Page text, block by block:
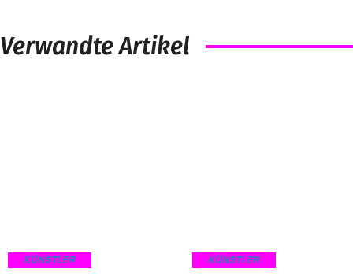
Verwandte Artikel
KÜNSTLER KÜNSTLER